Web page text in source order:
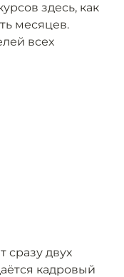
здесь, как
месяцев.
всех
сразу двух
кадровый